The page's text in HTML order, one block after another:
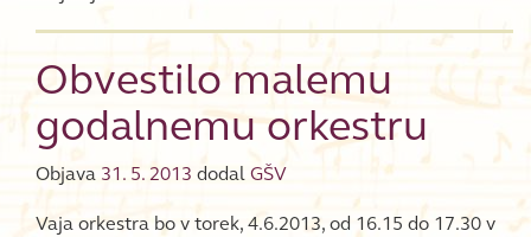
Obvestilo malemu
godalnemu orkestru
Objava 31. 5. 2013 dodal GŠV
Vaja orkestra bo v torek, 4.6.2013, od 16.15 do 17.30 v